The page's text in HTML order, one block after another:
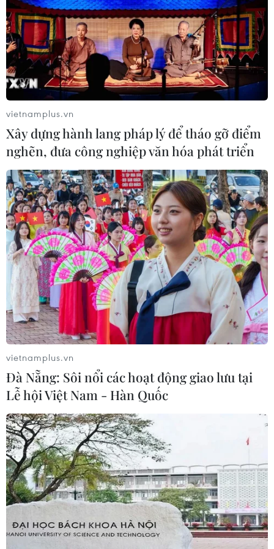
truy vết trên diện rộng, lấy mẫu, xét nghiệm, khoanh
vùng, dập dịch, điều trị tích cực.
Có ca mắc COVID-19 đầu tiên, Hưng Yên
họp khẩn khoanh vùng dập dịch
09/02/2021 12:57
Sau khi ghi nhận ca mắc COVID-19 đầu tiên, Ban chỉ
đạo phòng, chống dịch COVID-19 tỉnh đã họp khẩn triển
khai nhanh các phương án khoanh vùng phòng, chống
dịch.
vietnamplus.vn
Xây dựng hành lang pháp lý để tháo gỡ điểm
nghẽn, đưa công nghiệp văn hóa phát triển
vietnamplus.vn
Đà Nẵng: Sôi nổi các hoạt động giao lưu tại
Lễ hội Việt Nam - Hàn Quốc